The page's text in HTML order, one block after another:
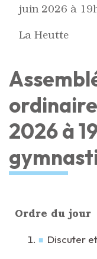
juin 2026 à
La Heutte
ordinaire
2026 à
Ordre du jour
Discuter